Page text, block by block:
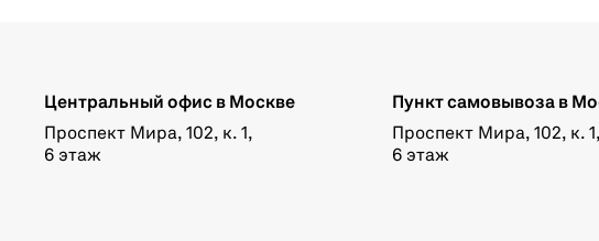
Центральный офис в Москве
Проспект Мира, 102, к. 1,
6 этаж
Пункт самовывоза в
Проспект Мира, 102, к. 1,
6 этаж